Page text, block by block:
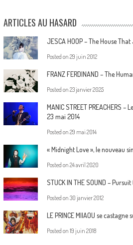
ARTICLES AU HASARD
JESCA HOOP – The House
Posted on 29 juin 2012
FRANZ FERDINAND – The
Posted on 23 janvier 2025
MANIC STREET PREACHERS –
23 mai 2014
Posted on 29 mai 2014
« Midnight Love », le nouveau
Posted on 24 avril 2020
STUCK IN THE SOUND –
Posted on 30 janvier 2012
LE PRINCE MIIAOU se
Posted on 19 juin 2018